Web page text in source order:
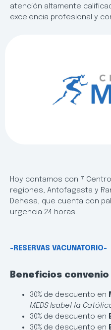
atención altamente
excelencia profesional y
Hoy contamos con 7
regiones, Antofagasta y
Dehesa, que cuenta con
urgencia 24 horas.
-RESERVAS VACUNATORIO-
Beneficios convenio
30% de descuento en
MEDS Isabel la
30% de descuento en
30% de descuento en